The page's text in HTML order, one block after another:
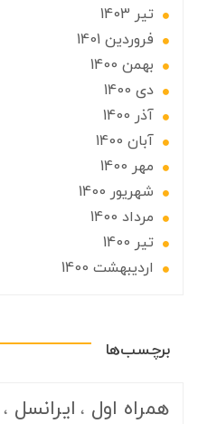
تير 1403
فروردین 1401
بهمن 1400
دی 1400
آذر 1400
آبان 1400
مهر 1400
شهریور 1400
مرداد 1400
تير 1400
ارديبهشت 1400
برچسب‌ها
همراه اول ایرانسل